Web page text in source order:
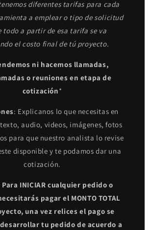
diferentes tarifas para cada
a emplear o tipo de solicitud
todo a partir de esa tarifa se va
el costo final de tú proyecto.
ni hacemos llamadas,
o reuniones en etapa de
cotización*
: Explicanos lo que necesitas en
audio, videos, imágenes, fotos
para que nuestro analista lo revise
disponible y te podamos dar una
cotización.
INICIAR cualquier pedido o
pagar el MONTO TOTAL
una vez relices el pago se
tu pedido de acuerdo a